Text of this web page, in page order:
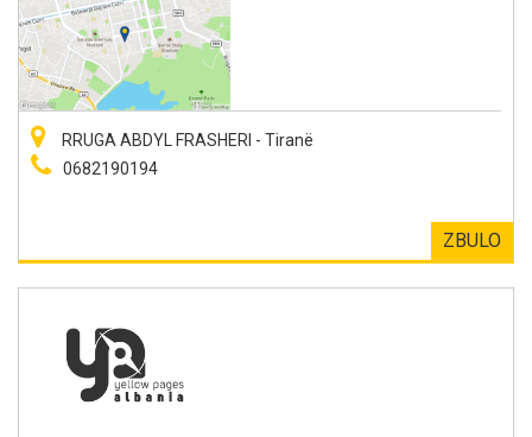
RRUGA ABDYL FRASHERI - Tiranë
0682190194
ZBULO